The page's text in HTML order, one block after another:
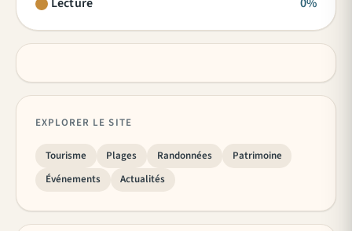
EXPLORER LE SITE
Tourisme Plages Randonnées
Patrimoine
Événements
Actualités